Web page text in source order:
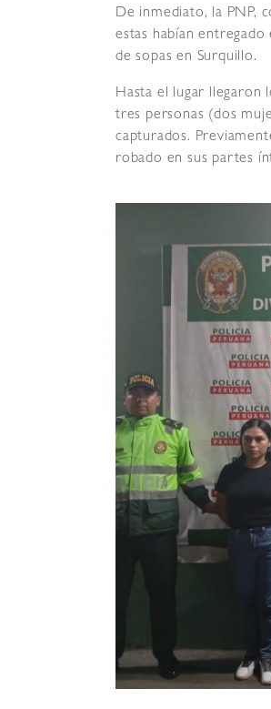
De inmediato, la PNP,
estas habían
de sopas en Surquillo.
Hasta el lugar llegaron
tres personas (dos
capturados.
robado en sus partes